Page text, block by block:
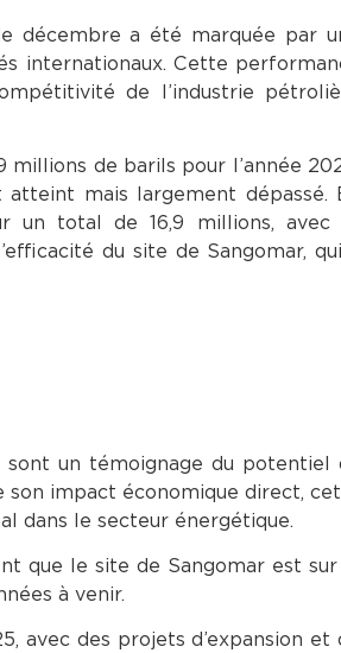
décembre a été marquée par
internationaux. Cette
de l’industrie
de barils pour l’année
mais largement dépassé.
un total de 16,9 millions, avec
du site de Sangomar,
un témoignage du potentiel
son impact économique direct,
dans le secteur énergétique.
que le site de Sangomar est sur
à venir.
avec des projets d’expansion et